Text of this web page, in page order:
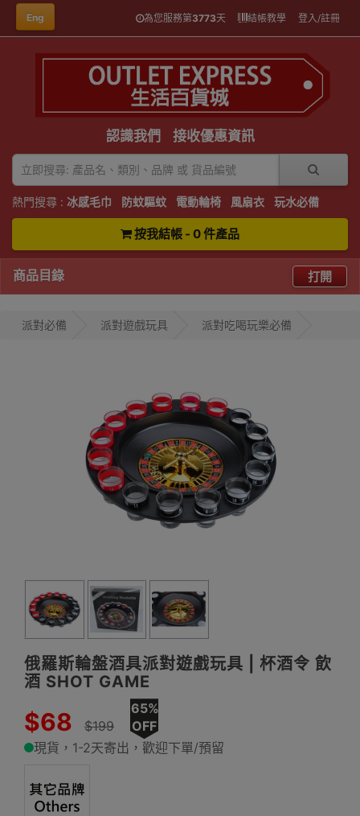
Eng 為您服務第3773天 結帳教學 登入/註冊
認識我們 接收優惠資訊
熱門搜尋 : 冰感毛巾 防蚊驅蚊 電動輪椅 風扇衣 玩水必備
按我結帳 - 0 件產品
商品目錄 打開
派對必備 派對遊戲玩具 派對吃喝玩樂必備
俄羅斯輪盤酒具派對遊戲玩具 | 杯酒令 飲
酒 SHOT GAME
$68 $199
65%
OFF
現貨，1-2天寄出，歡迎下單/預留